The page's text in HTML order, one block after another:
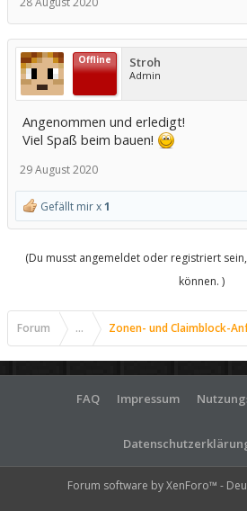
Offline Stroh
Admin
Angenommen und erledigt!
Viel Spaß beim bauen!
29 August 2020
Gefällt mir x1
(Du musst angemeldet oder registriert
können. )
Forum ... Zonen- und Claimblock-
FAQ Impressum
Forum software by XenForo™ -